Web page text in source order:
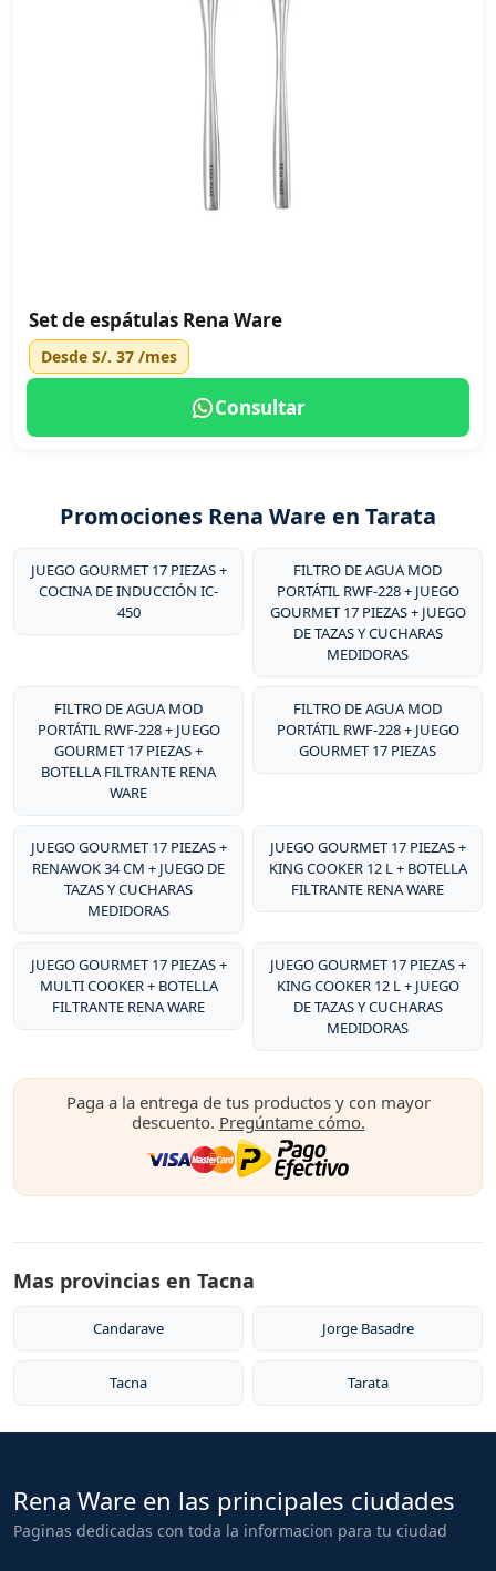
Set de espátulas Rena Ware
Desde S/. 37 /mes
Consultar
Promociones Rena Ware en Tarata
JUEGO GOURMET 17 PIEZAS +
COCINA DE INDUCCIÓN IC-
450
FILTRO DE AGUA MOD
PORTÁTIL RWF-228 + JUEGO
GOURMET 17 PIEZAS + JUEGO
DE TAZAS Y CUCHARAS
MEDIDORAS
FILTRO DE AGUA MOD
PORTÁTIL RWF-228 + JUEGO
GOURMET 17 PIEZAS +
BOTELLA FILTRANTE RENA
WARE
FILTRO DE AGUA MOD
PORTÁTIL RWF-228 + JUEGO
GOURMET 17 PIEZAS
JUEGO GOURMET 17 PIEZAS +
RENAWOK 34 CM + JUEGO DE
TAZAS Y CUCHARAS
MEDIDORAS
JUEGO GOURMET 17 PIEZAS +
KING COOKER 12 L + BOTELLA
FILTRANTE RENA WARE
JUEGO GOURMET 17 PIEZAS +
MULTI COOKER + BOTELLA
FILTRANTE RENA WARE
JUEGO GOURMET 17 PIEZAS +
KING COOKER 12 L + JUEGO
DE TAZAS Y CUCHARAS
MEDIDORAS
Paga a la entrega de tus productos y con mayor
descuento. Pregúntame cómo.
Mas provincias en Tacna
Candarave Jorge Basadre
Tacna Tarata
Rena Ware en las principales ciudades
Paginas dedicadas con toda la informacion para tu ciudad